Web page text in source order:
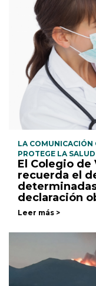
LA COMUNICACIÓN
PROTEGE LA
El Colegio
recuerda el
declaración
Leer más >